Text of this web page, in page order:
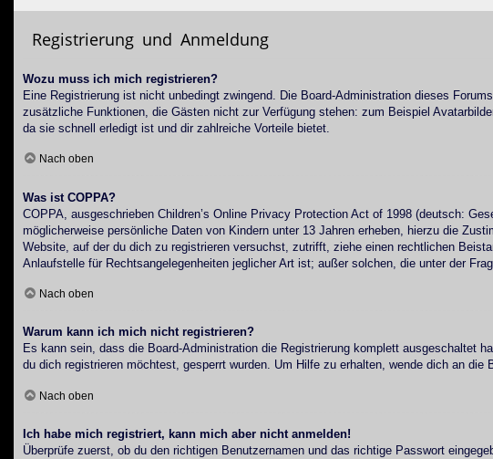
Registrierung und Anmeldung
Wozu muss ich mich registrieren?
Eine Registrierung ist nicht unbedingt zwingend. Die Board-Administration dieses
zusätzliche Funktionen, die Gästen nicht zur Verfügung stehen: zum Beispiel
da sie schnell erledigt ist und dir zahlreiche Vorteile bietet.
Nach oben
Was ist COPPA?
COPPA, ausgeschrieben Children’s Online Privacy Protection Act of 1998 (deutsch:
möglicherweise persönliche Daten von Kindern unter 13 Jahren erheben, hierzu die
Website, auf der du dich zu registrieren versuchst, zutrifft, ziehe einen rechtlichen
Anlaufstelle für Rechtsangelegenheiten jeglicher Art ist; außer solchen, die unter der
Nach oben
Warum kann ich mich nicht registrieren?
Es kann sein, dass die Board-Administration die Registrierung komplett ausgeschaltet
du dich registrieren möchtest, gesperrt wurden. Um Hilfe zu erhalten, wende dich an die
Nach oben
Ich habe mich registriert, kann mich aber nicht anmelden!
Überprüfe zuerst, ob du den richtigen Benutzernamen und das richtige Passwort